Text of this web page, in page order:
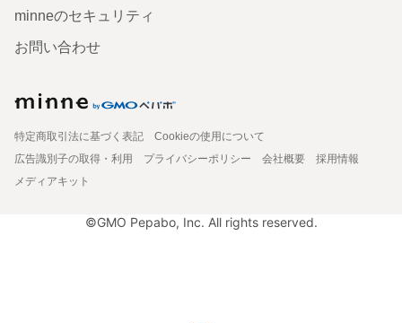
minneのセキュリティ
お問い合わせ
特定商取引法に基づく表記
Cookieの使用について
広告識別子の取得・利用
プライバシーポリシー 会社概要
採用情報
メディアキット
©GMO Pepabo, Inc. All rights reserved.